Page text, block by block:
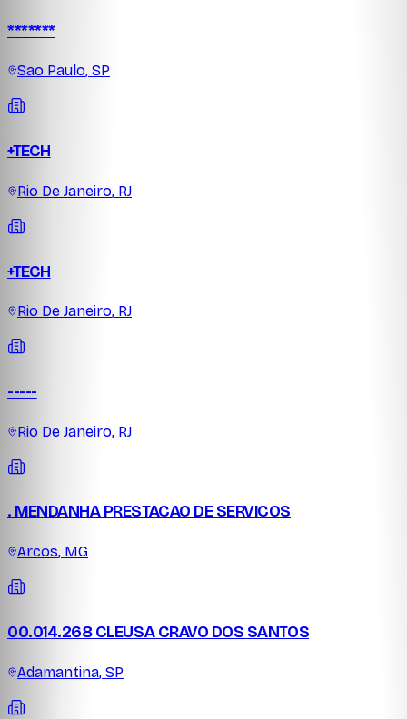
*******
Sao Paulo, SP
+TECH
Rio De Janeiro, RJ
+TECH
Rio De Janeiro, RJ
-----
Rio De Janeiro, RJ
. MENDANHA PRESTACAO DE SERVICOS
Arcos, MG
00.014.268 CLEUSA CRAVO DOS SANTOS
Adamantina, SP